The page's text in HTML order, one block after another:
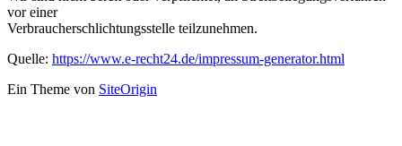
vor einer
Verbraucherschlichtungsstelle teilzunehmen.
Quelle: https://www.e-recht24.de/impressum-generator.html
Ein Theme von SiteOrigin